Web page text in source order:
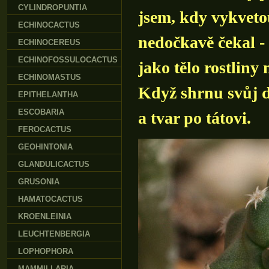
jsem, kdy
nedočkavě čekal
jako tělo rostliny
Když shrnu svůj
a tvar po tátovi.
CYLINDROPUNTIA
ECHINOCACTUS
ECHINOCEREUS
ECHINOFOSSULOCACTUS
ECHINOMASTUS
EPITHELANTHA
ESCOBARIA
FEROCACTUS
GEOHINTONIA
GLANDULICACTUS
GRUSONIA
HAMATOCACTUS
KROENLEINIA
LEUCHTENBERGIA
LOPHOPHORA